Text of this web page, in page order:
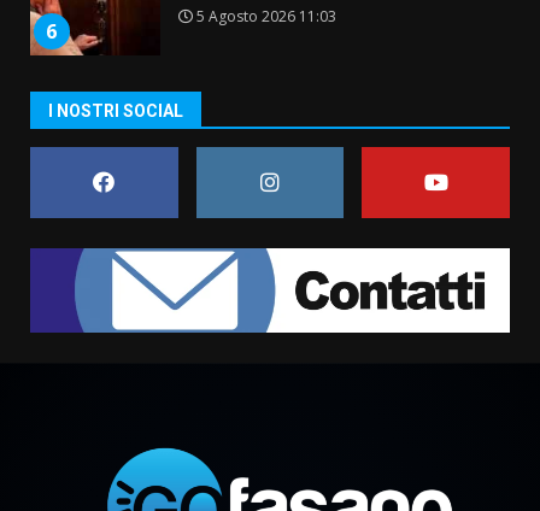
6
5 Agosto 2026 11:03
al Prefetto: “Noi cittadini di
serie B”
5 Agosto 2026 06:15
1
Carta d’identità: continua il piano
di aperture straordinarie del
Comune di Fasano
6 Agosto 2026 14:16
comunale
6 Agosto 2026 08:00
I NOSTRI SOCIAL